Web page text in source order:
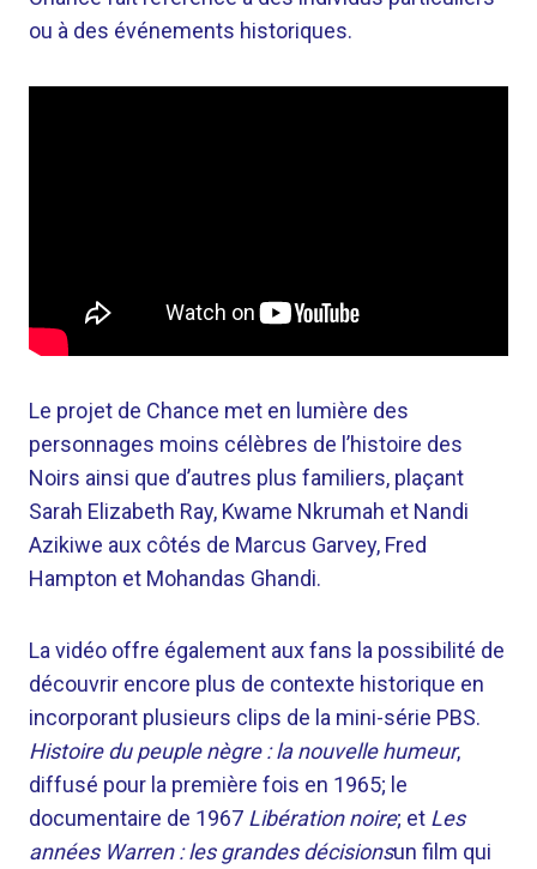
ou à des événements historiques.
Le projet de Chance met en lumière des
personnages moins célèbres de l’histoire des
Noirs ainsi que d’autres plus familiers, plaçant
Sarah Elizabeth Ray, Kwame Nkrumah et Nandi
Azikiwe aux côtés de Marcus Garvey, Fred
Hampton et Mohandas Ghandi.
La vidéo offre également aux fans la possibilité de
découvrir encore plus de contexte historique en
incorporant plusieurs clips de la mini-série PBS.
Histoire du peuple nègre : la nouvelle humeur,
diffusé pour la première fois en 1965; le
documentaire de 1967 Libération noire; et Les
années Warren : les grandes décisionsun film qui